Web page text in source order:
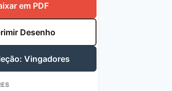
em PDF
Desenho
Vingadores